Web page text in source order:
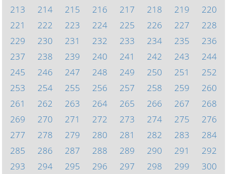
213
214 215 216 217 218 219
220
221
222 223 224 225 226 227
228
229
230 231 232 233 234 235
236
237
238 239 240 241 242 243
244
245
246 247 248 249 250 251
252
253
254 255 256 257 258 259
260
261
262 263 264 265 266 267
268
269
270 271 272 273 274 275
276
277
278 279 280 281 282 283
284
285
286 287 288 289 290 291
292
293
294 295 296 297 298 299
300